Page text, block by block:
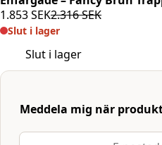
2.316SEK
Det
ursprungliga
priset
var:
1.853SEK
Det
nuvarande
priset
är:
Slut i lager
Slut i lager
Meddela mig när